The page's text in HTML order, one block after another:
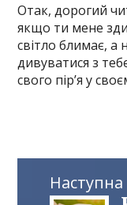
Отак, дорогий
якщо ти мене
світло блимає, а
дивуватися з
свого пір’я у
Наступна